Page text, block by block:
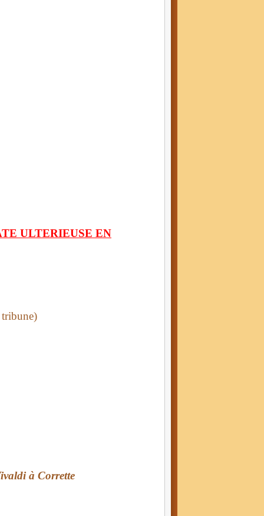
ULTERIEUSE EN
à Corrette